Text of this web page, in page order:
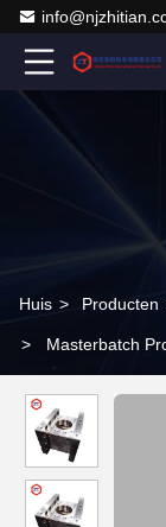
Huis > Producten
> Masterbatch